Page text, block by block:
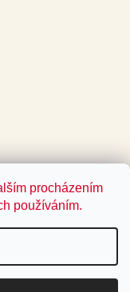
procházením
používáním.